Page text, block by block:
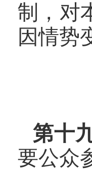
制，对
因情势
第十
要公众